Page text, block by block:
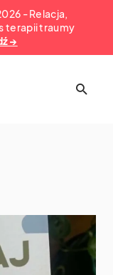
- Relacja,
terapii traumy
→